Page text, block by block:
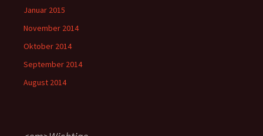
Januar 2015
November 2014
Oktober 2014
September 2014
August 2014